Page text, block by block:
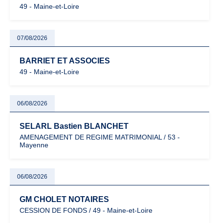
49 - Maine-et-Loire
07/08/2026
BARRIET ET ASSOCIES
49 - Maine-et-Loire
06/08/2026
SELARL Bastien BLANCHET
AMENAGEMENT DE REGIME MATRIMONIAL / 53 -
Mayenne
06/08/2026
GM CHOLET NOTAIRES
CESSION DE FONDS / 49 - Maine-et-Loire